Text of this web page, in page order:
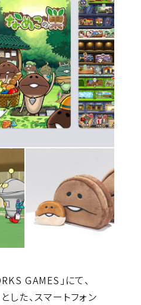
GAMES」にて、
した、スマートフォン